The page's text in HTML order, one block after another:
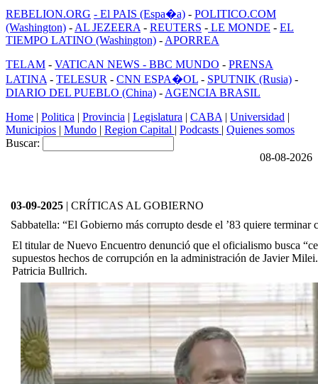
REBELION.ORG - El PAIS (Espa�a) - POLITICO.COM
(Washington) - AL JEZEERA - REUTERS - LE MONDE - EL
TIEMPO LATINO (Washington) - APORREA
TELAM - VATICAN NEWS - BBC MUNDO - PRENSA
LATINA - TELESUR - CNN ESPA�OL - SPUTNIK (Rusia) -
DIARIO DEL PUEBLO (China) - AGENCIA BRASIL
Home | Politica | Provincia | Legislatura | CABA | Universidad |
Municipios | Mundo | Region Capital | Podcasts | Quienes somos
Buscar:
08-08-2026
03-09-2025 | CRÍTICAS AL GOBIERNO
Sabbatella: “El Gobierno más corrupto desde el ’83 quiere terminar
El titular de Nuevo Encuentro denunció que el oficialismo busca
supuestos hechos de corrupción en la administración de Javier
Patricia Bullrich.